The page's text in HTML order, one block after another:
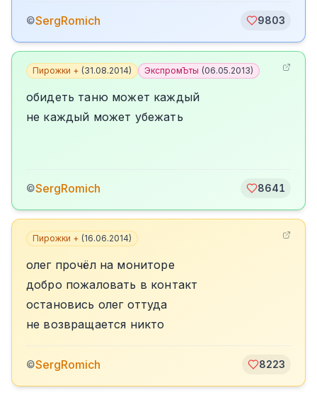
©SergRomich 9803
Пирожки + (31.08.2014) ЭкспромЪты (06.05.2013)
обидеть таню может каждый
не каждый может убежать
©SergRomich 8641
Пирожки + (16.06.2014)
олег прочёл на мониторе
добро пожаловать в контакт
остановись олег оттуда
не возвращается никто
©SergRomich 8223